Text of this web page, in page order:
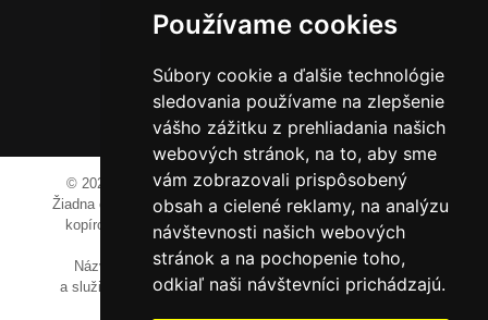
Používame cookies
Súbory cookie a ďalšie technológie
sledovania používame na zlepšenie
vášho zážitku z prehliadania našich
webových stránok, na to, aby sme
vám zobrazovali prispôsobený
obsah a cielené reklamy, na analýzu
návštevnosti našich webových
stránok a na pochopenie toho,
odkiaľ naši návštevníci prichádzajú.
IČO: 52600998
DIČ: 2121076738
0911 955 646
© 2023-2024 JM Media, s.r.o.Všetky práva vyhradené.
Žiadna časť tohto portálu ak nie je uvedené inak, nesmie byť
kopírovaná, alebo prezentovaná bez výslovného súhlasu
Názvy spoločností, firiem a prezentovaných výrobkov
a služieb môžu byť registrovanými obchodnými známkami